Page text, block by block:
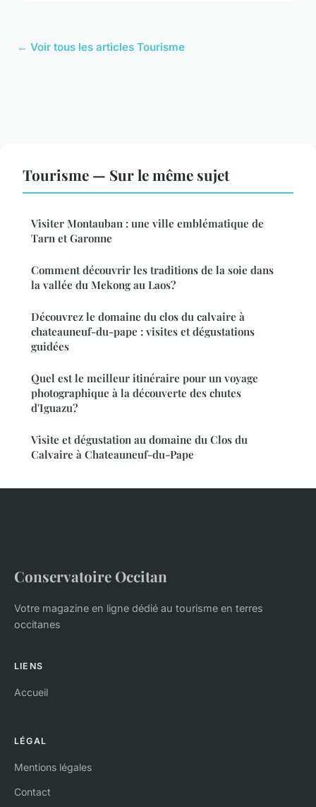
← Voir tous les articles Tourisme
Tourisme — Sur le même sujet
Visiter Montauban : une ville emblématique de
Tarn et Garonne
Comment découvrir les traditions de la soie dans
la vallée du Mekong au Laos?
Découvrez le domaine du clos du calvaire à
chateauneuf-du-pape : visites et dégustations
guidées
Quel est le meilleur itinéraire pour un voyage
photographique à la découverte des chutes
d'Iguazu?
Visite et dégustation au domaine du Clos du
Calvaire à Chateauneuf-du-Pape
Conservatoire Occitan
Votre magazine en ligne dédié au tourisme en terres
occitanes
LIENS
Accueil
LÉGAL
Mentions légales
Contact